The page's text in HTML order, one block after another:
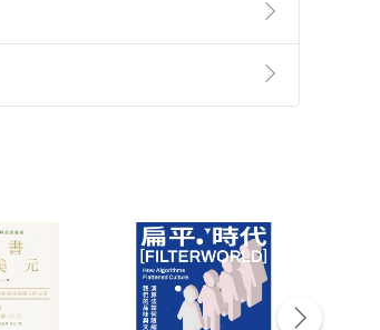
規定，「非以有形媒介提供之數位
數位內容，消費者同意若訂購後
明細」
「申請取消訂單/退
完成訂單
Complete